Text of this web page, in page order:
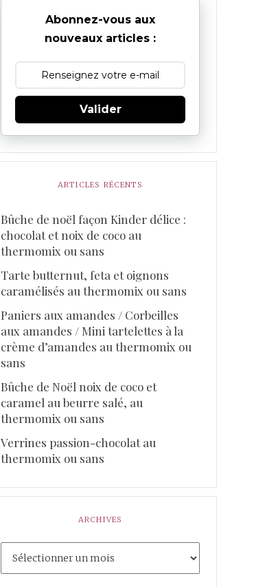
Abonnez-vous aux
nouveaux articles :
Valider
ARTICLES RÉCENTS
Bûche de noël façon Kinder délice :
chocolat et noix de coco au
thermomix ou sans
Tarte butternut, feta et oignons
caramélisés au thermomix ou sans
Paniers aux amandes / Corbeilles
aux amandes / Mini tartelettes à la
crème d’amandes au thermomix ou
sans
Bûche de Noël noix de coco et
caramel au beurre salé, au
thermomix ou sans
Verrines passion-chocolat au
thermomix ou sans
ARCHIVES